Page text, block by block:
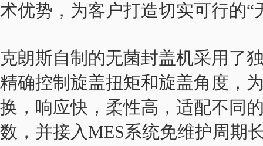
术优势，为客户打造切实可行的“
克朗斯自制的无菌封盖机采用了
精确控制旋盖扭矩和旋盖角度，
换，响应快，柔性高，适配不同
数，并接入MES系统免维护周期